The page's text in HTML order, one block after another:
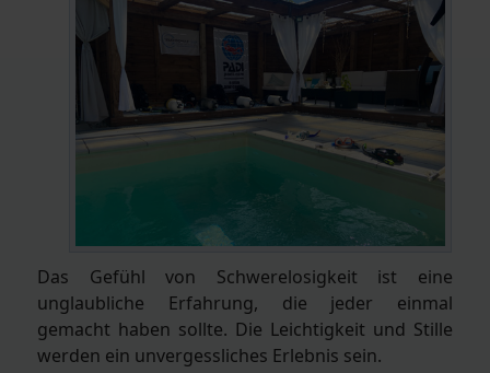
Das Gefühl von Schwerelosigkeit ist eine
unglaubliche Erfahrung, die jeder einmal
gemacht haben sollte. Die Leichtigkeit und Stille
werden ein unvergessliches Erlebnis sein.